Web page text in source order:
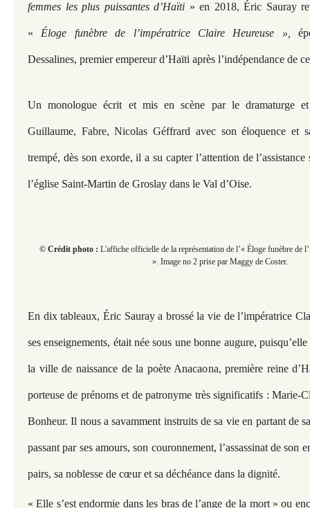
femmes les plus puissantes d’Haïti » en 2018, Éric Sauray
« Éloge funèbre de l’impératrice Claire Heureuse »,
Dessalines, premier empereur d’Haïti après l’indépendance de
Un monologue écrit et mis en scène par le dramaturge
Guillaume, Fabre, Nicolas Géffrard avec son éloquence et
trempé, dès son exorde, il a su capter l’attention de l’assistance
l’église Saint-Martin de Groslay dans le Val d’Oise.
© Crédit photo : L'affiche officielle de la représentation de l’« Éloge funèbre de
». Image no 2 prise par Maggy de Coster.
En dix tableaux, Éric Sauray a brossé la vie de l’impératrice
ses enseignements, était née sous une bonne augure,
la ville de naissance de la poète Anacaona, première reine
porteuse de prénoms et de patronyme très significatifs : Marie-
Bonheur. Il nous a savamment instruits de sa vie en partant de
passant par ses amours, son couronnement, l’assassinat de son
pairs, sa noblesse de cœur et sa déchéance dans la dignité.
« Elle s’est endormie dans les bras de l’ange de la mort » ou